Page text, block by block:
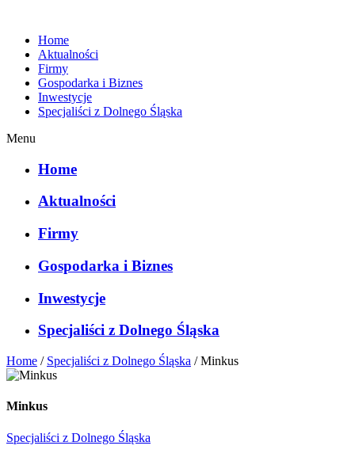
Home
Aktualności
Firmy
Gospodarka i Biznes
Inwestycje
Specjaliści z Dolnego Śląska
Menu
Home
Aktualności
Firmy
Gospodarka i Biznes
Inwestycje
Specjaliści z Dolnego Śląska
Home / Specjaliści z Dolnego Śląska /Minkus
Minkus
Specjaliści z Dolnego Śląska